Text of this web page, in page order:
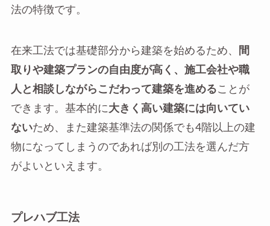
法の特徴です。
在来工法では基礎部分から建築を始めるため、
間
取りや建築プランの自由度が高く、施工会社や職
人と相談しながらこだわって建築を進めることが
できます。基本的に大きく高い建築には向いてい
ないため、また建築基準法の関係でも4階以上の建
物になってしまうのであれば別の工法を選んだ方
がよいといえます。
プレハブ工法